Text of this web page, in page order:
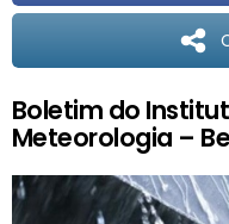
Boletim do
Meteorologia –